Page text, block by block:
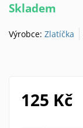
Skladem
Výrobce: Zlatíčka
125 Kč